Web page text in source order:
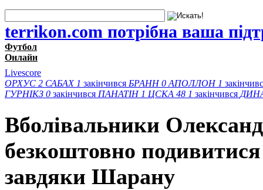
terrikon.com потрібна ваша
Футбол
Онлайн
Livescore
ОРХУС 2 САБАХ 1 закінчився БРАНН 0 АПОЛЛОН 1
ГУРНІКЗ 0 закінчився ПАНАТІН 1 ЦСКА 48 1 закінчився
Вболівальники
безкоштовно
завдяки Шарану